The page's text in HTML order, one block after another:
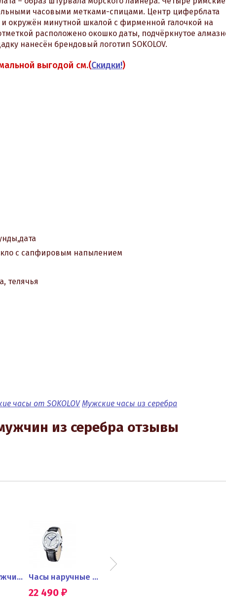
часовыми метками-спицами. Центр циферблата
окружён минутной шкалой с фирменной галочкой на
расположено окошко даты, подчёркнутое
нанесён брендовый логотип SOKOLOV.
выгодой см.(Скидки!)
с сапфировым напылением
телячья
часы от SOKOLOV Мужские часы из серебра
из серебра отзывы
Часы для мужчин из серебра... Часы наручные для мужчин из...
22 490 ₽